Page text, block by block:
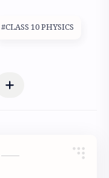
#CLASS 10 PHYSICS